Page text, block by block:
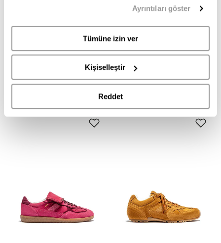
buradanerişebilirsiniz.
Ayrıntıları göster
Tümüne izin ver
Kişiselleştir
Reddet
ALOHAS
S100544-02 ALOHAS Kadın Sneaker
14.995,00
7.495,00
ALOHAS
13.995,00
6.995,00